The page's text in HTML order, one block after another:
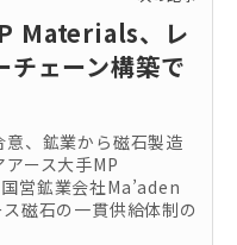
Materials、レ
チェーン構築で
、鉱業から磁石製造
ース大手MP
営鉱業会社Ma’aden
磁石の一貫供給体制の